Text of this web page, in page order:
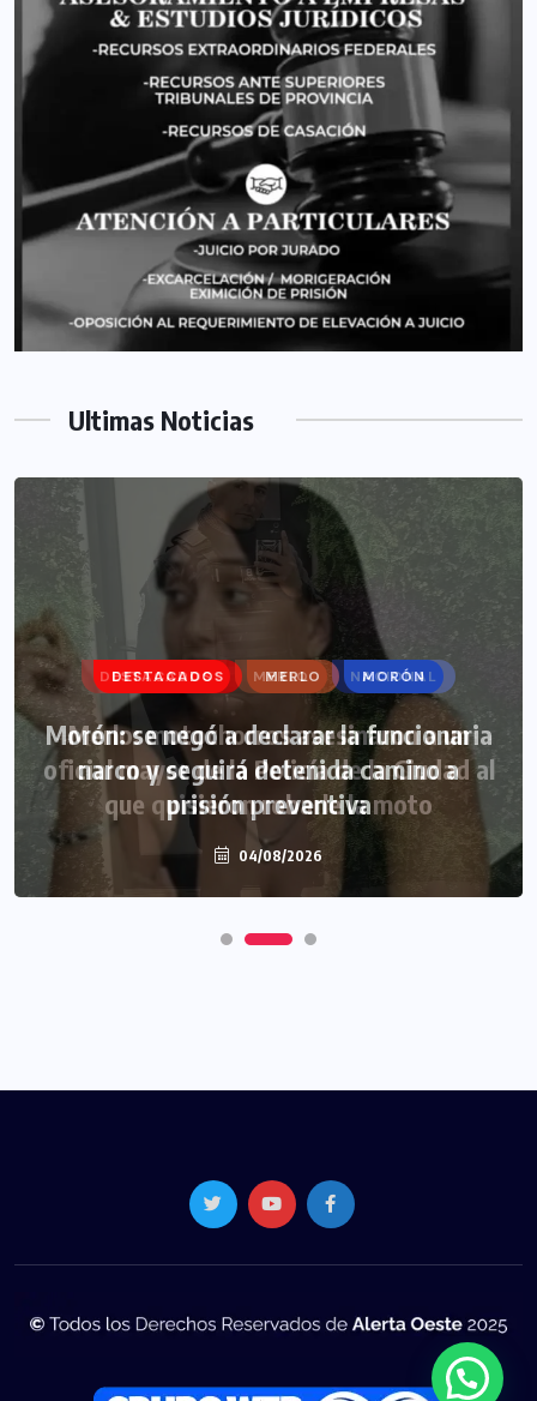
Ultimas Noticias
DESTACADOS MERLO MORÓN
Morón: se negó a declarar la funcionaria
narco y seguirá detenida camino a
prisión preventiva
04/08/2026